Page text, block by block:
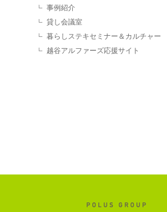
事例紹介
貸し会議室
暮らしステキセミナー＆カルチャー
越谷アルファーズ応援サイト